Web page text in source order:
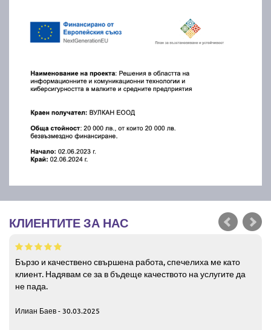
КЛИЕНТИТЕ ЗА НАС
Бързо и качествено свършена работа, спечелиха ме като
клиент. Надявам се за в бъдеще качеството на услугите да
не пада.
Илиан Баев - 30.03.2025